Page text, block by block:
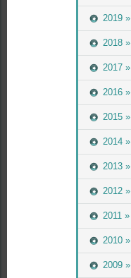
2019 »
2018 »
2017 »
2016 »
2015 »
2014 »
2013 »
2012 »
2011 »
2010 »
2009 »